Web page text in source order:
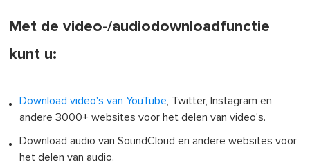
Met de video-/audiodownloadfunctie
kunt u:
Download video's van YouTube , Twitter, Instagram en
andere 3000+ websites voor het delen van video's.
Download audio van SoundCloud en andere websites voor
het delen van audio.